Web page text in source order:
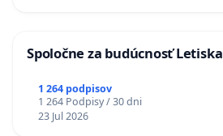
Spoločne za budúcnosť
1 264 podpisov
1 264 Podpisy / 30 dni
23 Jul 2026